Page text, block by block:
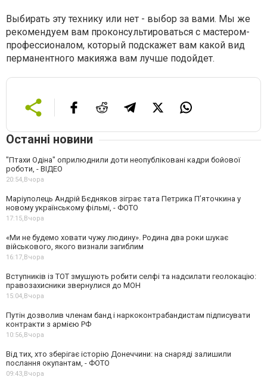
Выбирать эту технику или нет - выбор за вами. Мы же
рекомендуем вам проконсультироваться с мастером-
профессионалом, который подскажет вам какой вид
перманентного макияжа вам лучше подойдет.
Останні новини
"Птахи Одіна" оприлюднили доти неопубліковані кадри бойової
роботи, - ВІДЕО
20:54,Вчора
Маріуполець Андрій Бєдняков зіграє тата Петрика П’яточкина у
новому українському фільмі, - ФОТО
17:15,Вчора
«Ми не будемо ховати чужу людину». Родина два роки шукає
військового, якого визнали загиблим
16:17,Вчора
Вступників із ТОТ змушують робити селфі та надсилати геолокацію:
правозахисники звернулися до МОН
15:04,Вчора
Путін дозволив членам банд і наркоконтрабандистам підписувати
контракти з армією РФ
10:56,Вчора
Від тих, хто зберігає історію Донеччини: на снаряді залишили
послання окупантам, - ФОТО
09:43,Вчора